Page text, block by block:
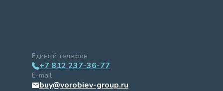
Единый телефон
+7 812 237-36-77
E-mail
buy@vorobiev-group.ru